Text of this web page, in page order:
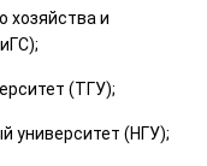
хозяйства и
(ТГУ);
университет (НГУ);